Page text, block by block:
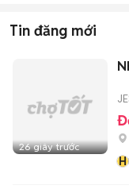
Tin đăng mới
26 giây trước
H